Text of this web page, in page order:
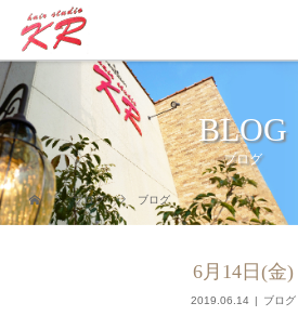
BLOG
ブログ
ブログ ブログ
6月14日(金)
2019.06.14 ブログ